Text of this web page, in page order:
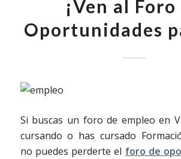
¡Ven al Foro
Oportunidades
Si buscas un foro de empleo en
cursando o has cursado
no puedes perderte el foro de